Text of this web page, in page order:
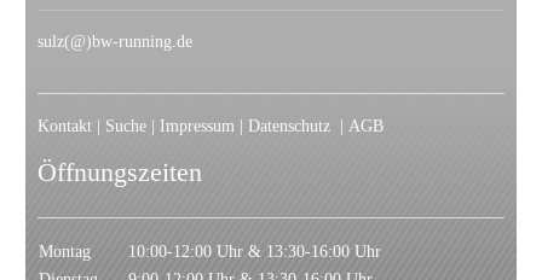
sulz(@)bw-running.de
Kontakt | Suche | Impressum | Datenschutz | AGB
Öffnungszeiten
Montag
10:00-12:00 Uhr & 13:30-16:00 Uhr